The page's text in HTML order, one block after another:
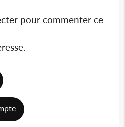
pour commenter ce